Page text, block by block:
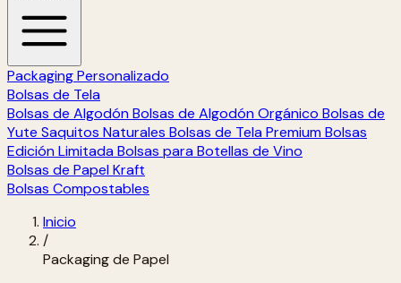
Packaging Personalizado
Bolsas de Tela
Bolsas de Algodón Bolsas de Algodón Orgánico Bolsas de
Yute Saquitos Naturales Bolsas de Tela Premium Bolsas
Edición Limitada Bolsas para Botellas de Vino
Bolsas de Papel Kraft
Bolsas Compostables
Inicio
/
Packaging de Papel